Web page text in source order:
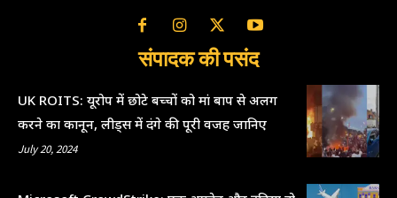
संपादक की पसंद
UK ROITS: यूरोप में छोटे बच्चों को मां बाप से अलग
करने का कानून, लीड्स में दंगे की पूरी वजह जानिए
July 20, 2024